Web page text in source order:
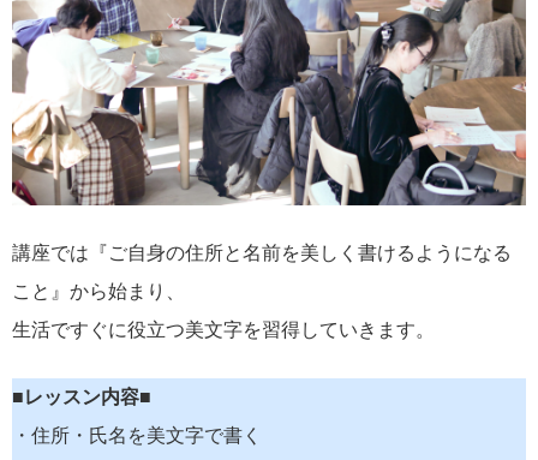
講座では『ご自身の住所と名前を美しく書けるようになる
こと』から始まり、
生活ですぐに役立つ美文字を習得していきます。
■レッスン内容■
・住所・氏名を美文字で書く